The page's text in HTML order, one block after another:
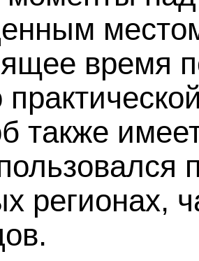
время
также
регионах,